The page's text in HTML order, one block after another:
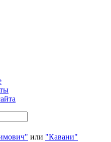
или "Кавани"